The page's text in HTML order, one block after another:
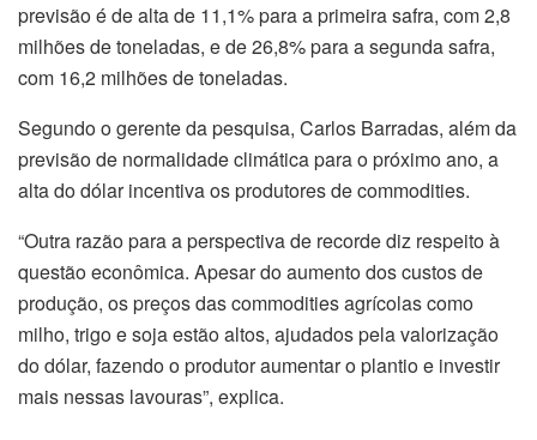
previsão é de alta de 11,1% para a primeira safra, com 2,8
milhões de toneladas, e de 26,8% para a segunda safra,
com 16,2 milhões de toneladas.
Segundo o gerente da pesquisa, Carlos Barradas, além da
previsão de normalidade climática para o próximo ano, a
alta do dólar incentiva os produtores de commodities.
“Outra razão para a perspectiva de recorde diz respeito à
questão econômica. Apesar do aumento dos custos de
produção, os preços das commodities agrícolas como
milho, trigo e soja estão altos, ajudados pela valorização
do dólar, fazendo o produtor aumentar o plantio e investir
mais nessas lavouras”, explica.